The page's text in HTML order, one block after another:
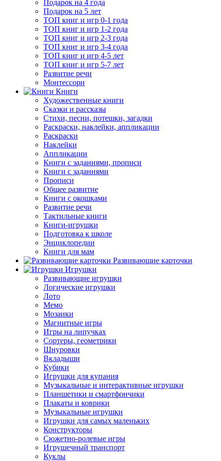
Подарок на 4 года
Подарок на 5 лет
ТОП книг и игр 0-1 года
ТОП книг и игр 1-2 года
ТОП книг и игр 2-3 года
ТОП книг и игр 3-4 года
ТОП книг и игр 4-5 лет
ТОП книг и игр 5-7 лет
Развитие речи
Монтессори
Книги
Художественные книги
Сказки и рассказы
Стихи, песни, потешки, загадки
Раскраски, наклейки, аппликации
Раскраски
Наклейки
Аппликации
Книги с заданиями, прописи
Книги с заданиями
Прописи
Общее развитие
Книги с окошками
Развитие речи
Тактильные книги
Книги-игрушки
Подготовка к школе
Энциклопедии
Книги для мам
Развивающие карточки
Игрушки
Развивающие игрушки
Логические игрушки
Лото
Мемо
Мозаики
Магнитные игры
Игры на липучках
Сортеры, геометрики
Шнуровки
Вкладыши
Кубики
Игрушки для купания
Музыкальные и интерактивные игрушки
Планшетики и смартфончики
Плакаты и коврики
Музыкальные игрушки
Игрушки для самых маленьких
Конструкторы
Сюжетно-ролевые игры
Игрушечный транспорт
Куклы